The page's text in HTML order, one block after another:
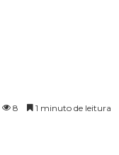
8 1 minuto de leitura